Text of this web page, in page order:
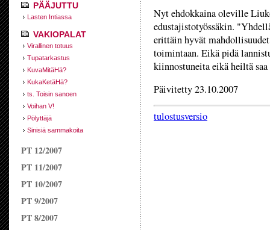
PÄÄJUTTU
Lasten Intiassa
VAKIOPALAT
Virallinen totuus
Tupatarkastus
KuvaMitäHä?
KukaKetäHä?
ts. Toisin sanoen
Voihan V!
Pölyttäjä
Sinisiä sammakoita
PT 12/2007
PT 11/2007
PT 10/2007
PT 9/2007
PT 8/2007
Nyt ehdokkaina oleville
edustajistotyössäkin.
erittäin hyvät
toimintaan. Eikä pidä
kiinnostuneita eikä heiltä
Päivitetty 23.10.2007
tulostusversio